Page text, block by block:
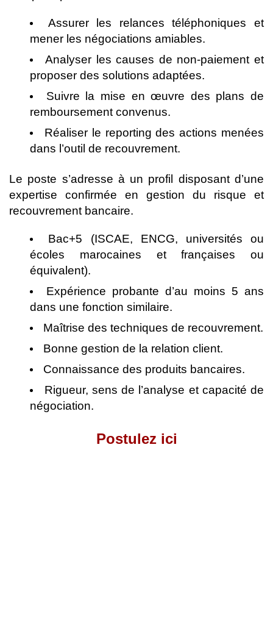
Assurer les relances téléphoniques et
mener les négociations amiables.
Analyser les causes de non-paiement et
proposer des solutions adaptées.
Suivre la mise en œuvre des plans de
remboursement convenus.
Réaliser le reporting des actions menées
dans l’outil de recouvrement.
Le poste s’adresse à un profil disposant d’une
expertise confirmée en gestion du risque et
recouvrement bancaire.
Bac+5 (ISCAE, ENCG, universités ou
écoles marocaines et françaises ou
équivalent).
Expérience probante d’au moins 5 ans
dans une fonction similaire.
Maîtrise des techniques de recouvrement.
Bonne gestion de la relation client.
Connaissance des produits bancaires.
Rigueur, sens de l’analyse et capacité de
négociation.
Postulez ici